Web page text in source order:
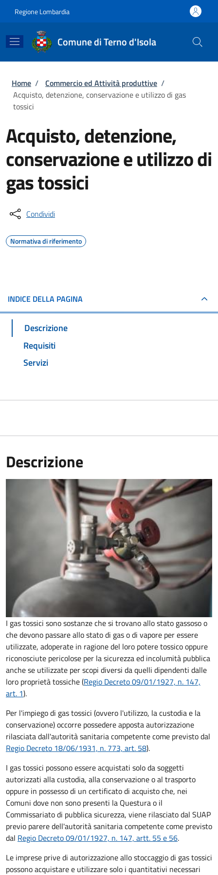
Regione Lombardia
Comune di Terno d'Isola
Briciole di pane
Home / Commercio ed Attività produttive /
Acquisto, detenzione, conservazione e utilizzo di gas
tossici
Acquisto, detenzione,
conservazione e utilizzo di
gas tossici
Condividi
Normativa di riferimento
INDICE DELLA PAGINA
Descrizione
Requisiti
Servizi
Descrizione
I gas tossici sono sostanze che si trovano allo stato gassoso o
che devono passare allo stato di gas o di vapore per essere
utilizzate, adoperate in ragione del loro potere tossico oppure
riconosciute pericolose per la sicurezza ed incolumità pubblica
anche se utilizzate per scopi diversi da quelli dipendenti dalle
loro proprietà tossiche (Regio Decreto 09/01/1927, n. 147,
art. 1).
Per l'impiego di gas tossici (ovvero l'utilizzo, la custodia e la
conservazione) occorre possedere apposta autorizzazione
rilasciata dall'autorità sanitaria competente come previsto dal
Regio Decreto 18/06/1931, n. 773, art. 58).
I gas tossici possono essere acquistati solo da soggetti
autorizzati alla custodia, alla conservazione o al trasporto
oppure in possesso di un certificato di acquisto che, nei
Comuni dove non sono presenti la Questura o il
Commissariato di pubblica sicurezza, viene rilasciato dal SUAP
previo parere dell'autorità sanitaria competente come previsto
dal Regio Decreto 09/01/1927, n. 147, artt. 55 e 56.
Le imprese prive di autorizzazione allo stoccaggio di gas tossici
possono acquistare e utilizzare solo i quantitativi necessari